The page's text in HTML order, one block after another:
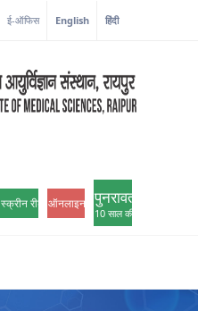
ई-ऑफिस English हिंदी
स्क्रीन रीडर एक्सेसऑनलाइन ओपीडी पंजीकरण
पुनरावर्तन
10 साल की उत्कृष्टता